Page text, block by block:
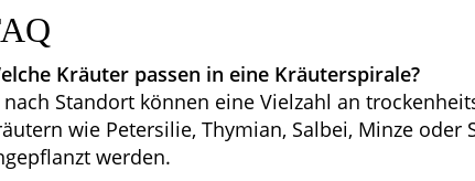
Kräuter passen in eine Kräuterspirale?
nach Standort können eine Vielzahl an
wie Petersilie, Thymian, Salbei, Minze
werden.